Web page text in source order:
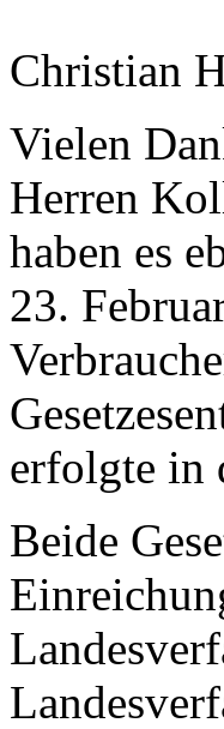
Christian
Vielen
Herren
haben es
23.
erfolgte in
Beide